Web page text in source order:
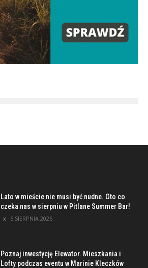
Lato w mieście nie musi być nudne. Oto co
czeka nas w sierpniu w Pitlane Summer Bar!
6 SIERPNIA 2026
Poznaj inwestycję Elewator. Mieszkania i
Lofty podczas eventu w Marinie Kleczków